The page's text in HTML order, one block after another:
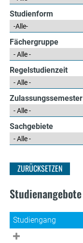
Studienform
Fächergruppe
Regelstudienzeit
Zulassungssemester
Sachgebiete
Studienangebote
Studiengang